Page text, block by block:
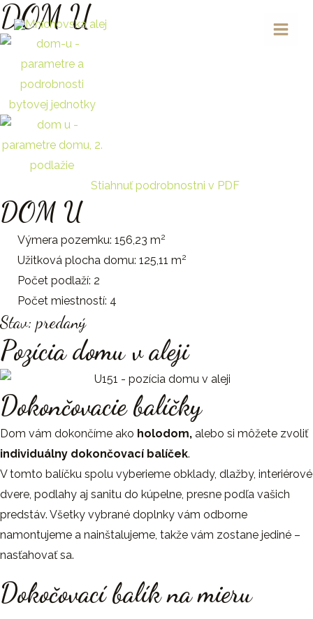
Preskočiť
na
DOM U
Stiahnuť podrobnostni v PDF
DOM U
Výmera pozemku: 156,23 m2
Užitková plocha domu: 125,11 m2
Počet podlaží: 2
Počet miestností: 4
Stav: predaný
Pozícia domu v aleji
Dokončovacie balíčky
Dom vám dokončíme ako holodom, alebo si môžete zvoliť
individuálny dokončovací balíček.
V tomto balíčku spolu vyberieme obklady, dlažby, interiérové
dvere, podlahy aj sanitu do kúpelne, presne podľa vašich
predstáv. Všetky vybrané doplnky vám odborne
namontujeme a nainštalujeme, takže vám zostane jediné –
nasťahovať sa.
Dokočovací balík na mieru